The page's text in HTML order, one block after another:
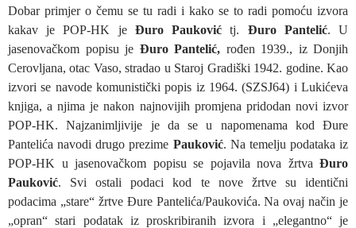
Dobar primjer o čemu se tu radi i kako se to radi pomoću izvora
kakav je POP-HK je Đuro Paukovićtj. Đuro Pantelić. U
jasenovačkom popisu je Đuro Pantelić, rođen 1939., iz Donjih
Cerovljana, otac Vaso, stradao u Staroj Gradiški 1942. godine. Kao
izvori se navode komunistički popis iz 1964. (SZSJ64) i Lukićeva
knjiga, a njima je nakon najnovijih promjena pridodan novi izvor
POP-HK. Najzanimljivije je da se u napomenama kod Đure
Pantelića navodi drugo prezime Pauković. Na temelju podataka iz
POP-HK u jasenovačkom popisu se pojavila nova žrtva Đuro
Pauković. Svi ostali podaci kod te nove žrtve su identični
podacima „stare“ žrtve Đure Pantelića/Paukovića. Na ovaj način je
„opran“ stari podatak iz proskribiranih izvora i „elegantno“ je